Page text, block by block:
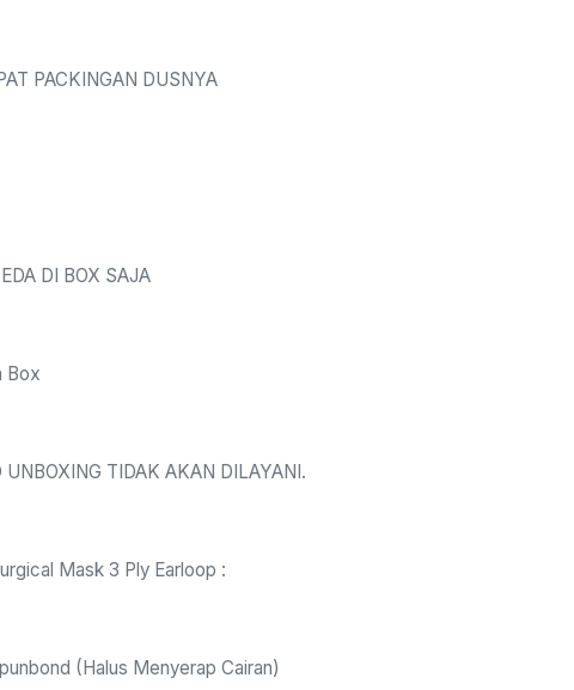
PACKINGAN DUSNYA
DI BOX SAJA
Box
TIDAK AKAN DILAYANI.
Mask 3 Ply Earloop :
(Halus Menyerap Cairan)